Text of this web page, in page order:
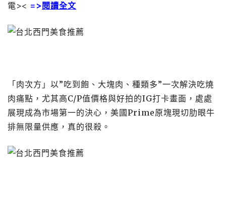
電>< =>閱讀全文
「肉次方」以”吃到飽、大塊肉、種類多”一次解決吃燒
肉痛點，尤其高C/P值價格與好拍的IG打卡畫面，處處
展現成為市場第一的決心，美國Prime原塊現切肋眼牛
排無限量供應，真的很殺。